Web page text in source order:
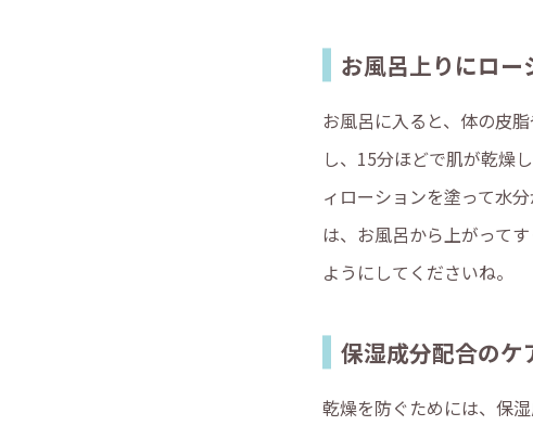
お風呂上りにロー
お風呂に入ると、体の皮
し、15分ほどで肌が乾燥
ィローションを塗って水
は、お風呂から上がって
ようにしてくださいね。
保湿成分配合のケ
乾燥を防ぐためには、保